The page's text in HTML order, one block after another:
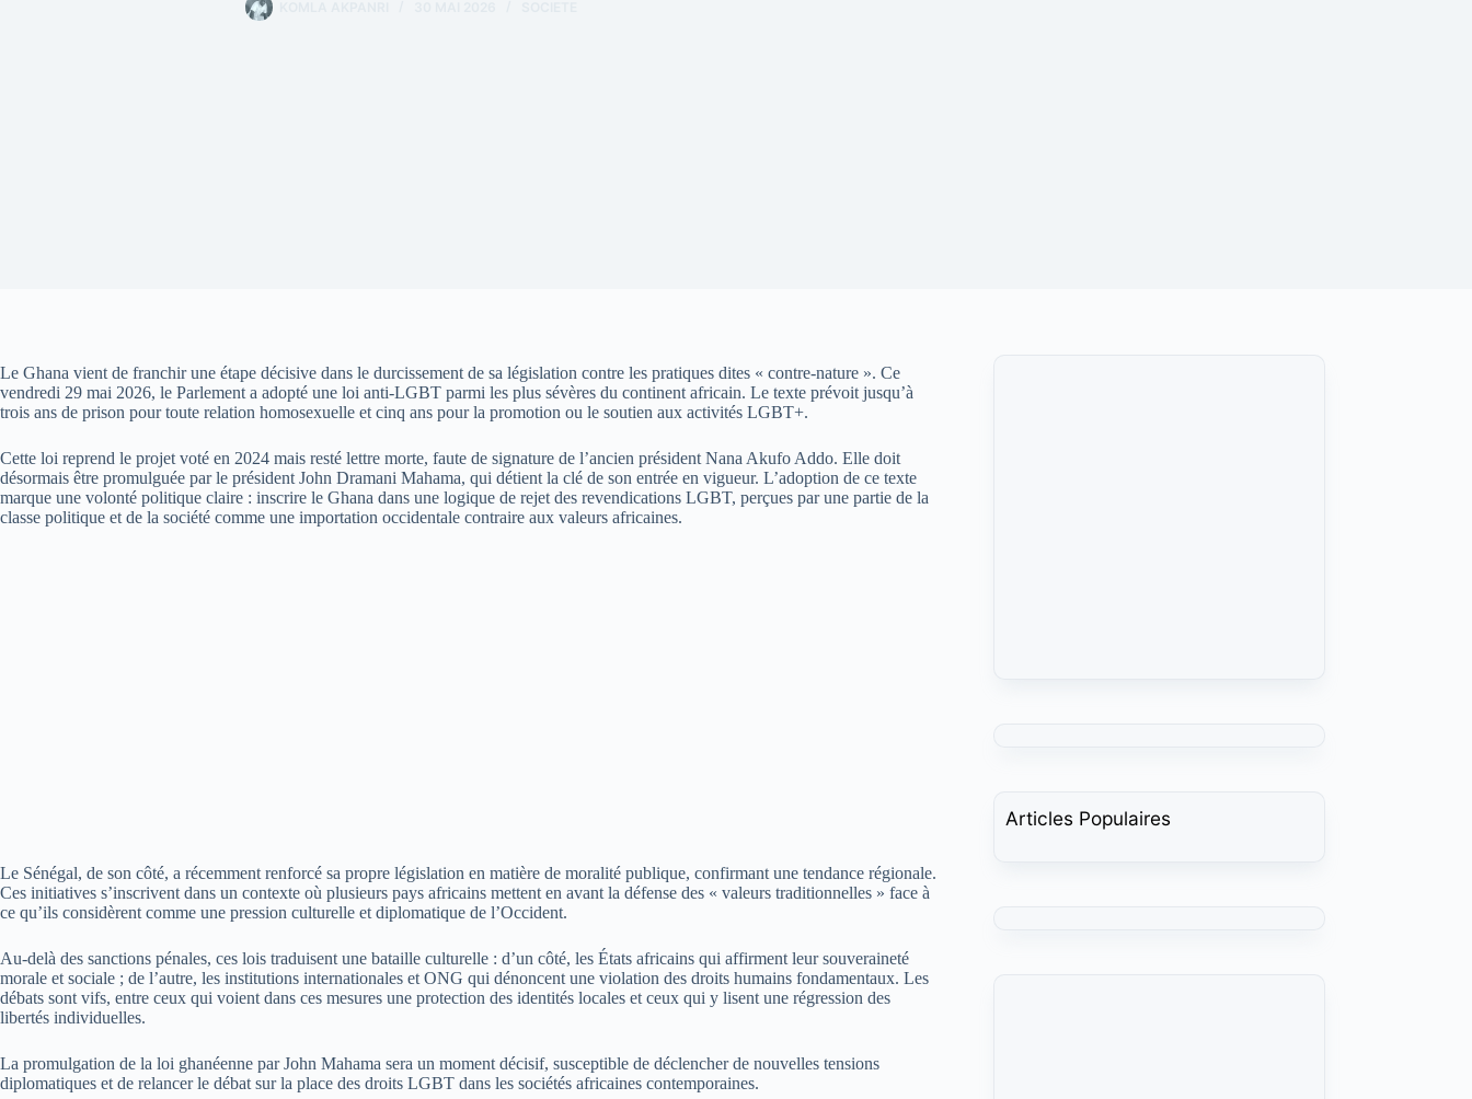
Le Ghana vient de franchir une étape décisive dans le durcissement de sa législation contre les pratiques dites « contre-nature ». Ce
vendredi 29 mai 2026, le Parlement a adopté une loi anti-LGBT parmi les plus sévères du continent africain. Le texte prévoit jusqu’à
trois ans de prison pour toute relation homosexuelle et cinq ans pour la promotion ou le soutien aux activités LGBT+.
Cette loi reprend le projet voté en 2024 mais resté lettre morte, faute de signature de l’ancien président Nana Akufo Addo. Elle doit
désormais être promulguée par le président John Dramani Mahama, qui détient la clé de son entrée en vigueur. L’adoption de ce texte
marque une volonté politique claire : inscrire le Ghana dans une logique de rejet des revendications LGBT, perçues par une partie de la
classe politique et de la société comme une importation occidentale contraire aux valeurs africaines.
Le Sénégal, de son côté, a récemment renforcé sa propre législation en matière de moralité publique, confirmant une tendance régionale.
Ces initiatives s’inscrivent dans un contexte où plusieurs pays africains mettent en avant la défense des « valeurs traditionnelles » face à
ce qu’ils considèrent comme une pression culturelle et diplomatique de l’Occident.
Au-delà des sanctions pénales, ces lois traduisent une bataille culturelle : d’un côté, les États africains qui affirment leur souveraineté
morale et sociale ; de l’autre, les institutions internationales et ONG qui dénoncent une violation des droits humains fondamentaux. Les
débats sont vifs, entre ceux qui voient dans ces mesures une protection des identités locales et ceux qui y lisent une régression des
libertés individuelles.
La promulgation de la loi ghanéenne par John Mahama sera un moment décisif, susceptible de déclencher de nouvelles tensions
diplomatiques et de relancer le débat sur la place des droits LGBT dans les sociétés africaines contemporaines.
Articles Populaires